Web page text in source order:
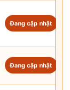
Đang cập nhật
Đang cập nhật